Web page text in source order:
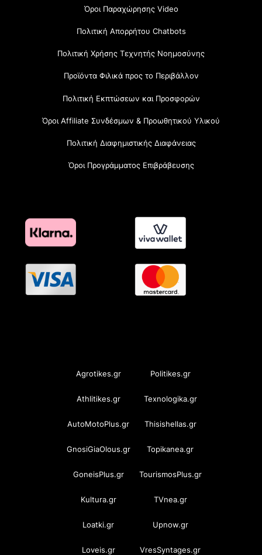
Όροι Παραχώρησης Video
Πολιτική Απορρήτου Chatbots
Πολιτική Χρήσης Τεχνητής Νοημοσύνης
Προϊόντα Φιλικά προς το Περιβάλλον
Πολιτική Εκπτώσεων και Προσφορών
Όροι Affiliate Συνδέσμων & Προωθητικού Υλικού
Πολιτική Διαφημιστικής Διαφάνειας
Όροι Προγράμματος Επιβράβευσης
Agrotikes.gr Politikes.gr
Athlitikes.gr Texnologika.gr
AutoMotoPlus.gr Thisishellas.gr
GnosiGiaOlous.gr Topikanea.gr
GoneisPlus.gr TourismosPlus.gr
Kultura.gr TVnea.gr
Loatki.gr Upnow.gr
Loveis.gr VresSyntages.gr